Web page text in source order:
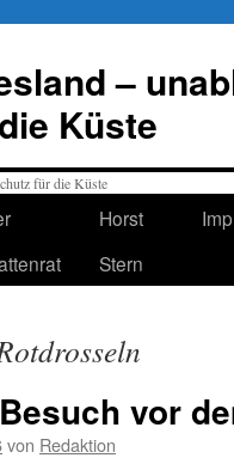
–
Küste
Horst
Stern
vor
von Redaktion